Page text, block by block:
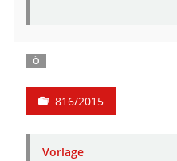
Ö
816/2015
Vorlage